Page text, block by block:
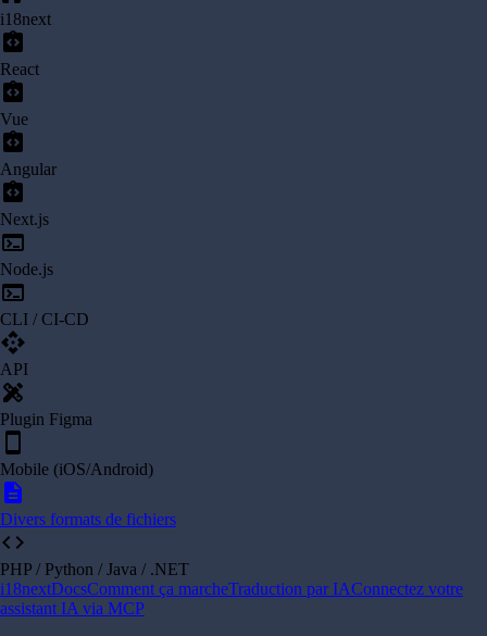
i18next
integration_instructions
React
integration_instructions
Vue
integration_instructions
Angular
integration_instructions
Next.js
terminal
Node.js
terminal
CLI / CI-CD
api
API
design_services
Plugin Figma
smartphone
Mobile (iOS/Android)
description
Divers formats de fichiers
code
PHP / Python / Java / .NET
i18nextDocsComment ça marcheTraduction par IAConnectez votre
assistant IA via MCP